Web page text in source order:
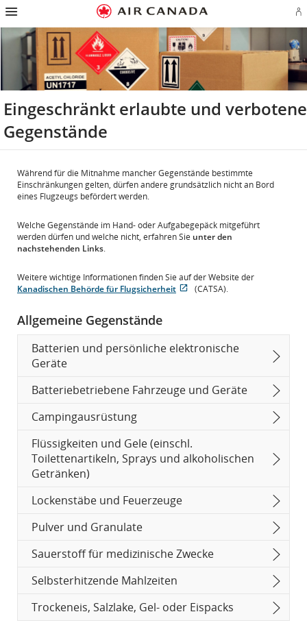
Zur
springen
Zur
springen
Zu
springen
Zum
springen
Zu
in
der
springen
Zur
springen
Zu
springen
Eingeschränkt erlaubte und verbotene
Gegenstände
Während für die Mitnahme mancher Gegenstände bestimmte
Einschränkungen gelten, dürfen andere grundsätzlich nicht an Bord
eines Flugzeugs befördert werden.
Welche Gegenstände im Hand- oder Aufgabegepäck mitgeführt
werden dürfen und welche nicht, erfahren Sie unter den
nachstehenden Links.
Weitere wichtige Informationen finden Sie auf der Website der
Kanadischen Behörde für Flugsicherheit
Fenster
geöffnet
möglicherweise
nicht
den
Sprachpraferenzen
(CATSA).
Allgemeine Gegenstände
Batterien und persönliche elektronische
Geräte
Batteriebetriebene Fahrzeuge und Geräte
Campingausrüstung
Flüssigkeiten und Gele (einschl.
Toilettenartikeln, Sprays und alkoholischen
Getränken)
Lockenstäbe und Feuerzeuge
Pulver und Granulate
Sauerstoff für medizinische Zwecke
Selbsterhitzende Mahlzeiten
Trockeneis, Salzlake, Gel- oder Eispacks